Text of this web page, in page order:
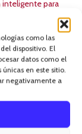
como las
dispositivo. El
datos como el
en este sitio.
negativamente a
Whey 2k
58,00